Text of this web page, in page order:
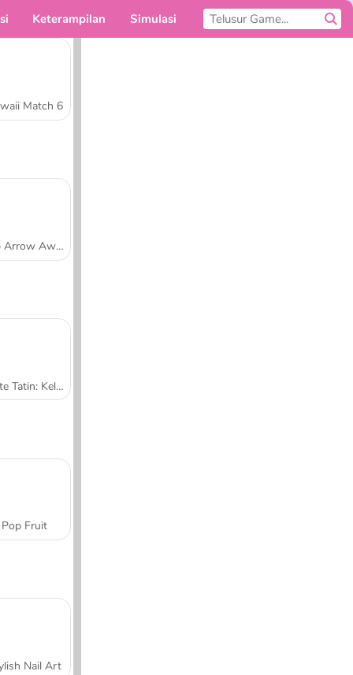
Keterampilan Simulasi
Match 6
Tap Arrow Away
Tarte Tatin: Kelas Memasak Sara
Pop Fruit
Nail Art